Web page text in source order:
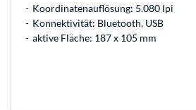
Koordinatenauflösung: 5.080 lpi
Konnektivität: Bluetooth, USB
aktive Fläche: 187 x 105 mm